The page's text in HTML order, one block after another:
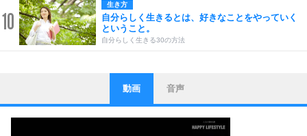
10
生き方
自分らしく生きるとは、好きなことをやっていく
ということ。
自分らしく生きる30の方法
1
ストレス対策
他人と比べない。
いっそのこと、他人を見ない。
いらいらしない人になる30の方法
動画 音声